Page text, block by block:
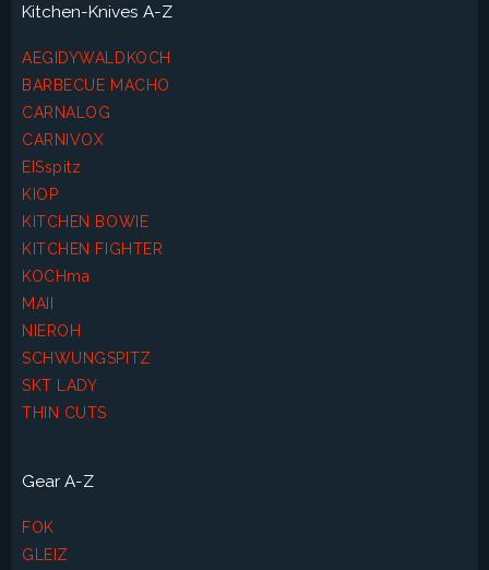
Kitchen-Knives A-Z
AEGIDYWALDKOCH
BARBECUE MACHO
CARNALOG
CARNIVOX
EISspitz
KIOP
KITCHEN BOWIE
KITCHEN FIGHTER
KOCHma
MAII
NIEROH
SCHWUNGSPITZ
SKT LADY
THIN CUTS
Gear A-Z
FOK
GLEIZ